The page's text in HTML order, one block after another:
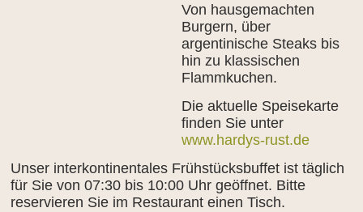
Von hausgemachten
Burgern, über
argentinische Steaks bis
hin zu klassischen
Flammkuchen.
Die aktuelle Speisekarte
finden Sie unter
www.hardys-rust.de
Unser interkontinentales Frühstücksbuffet ist täglich
für Sie von 07:30 bis 10:00 Uhr geöffnet. Bitte
reservieren Sie im Restaurant einen Tisch.